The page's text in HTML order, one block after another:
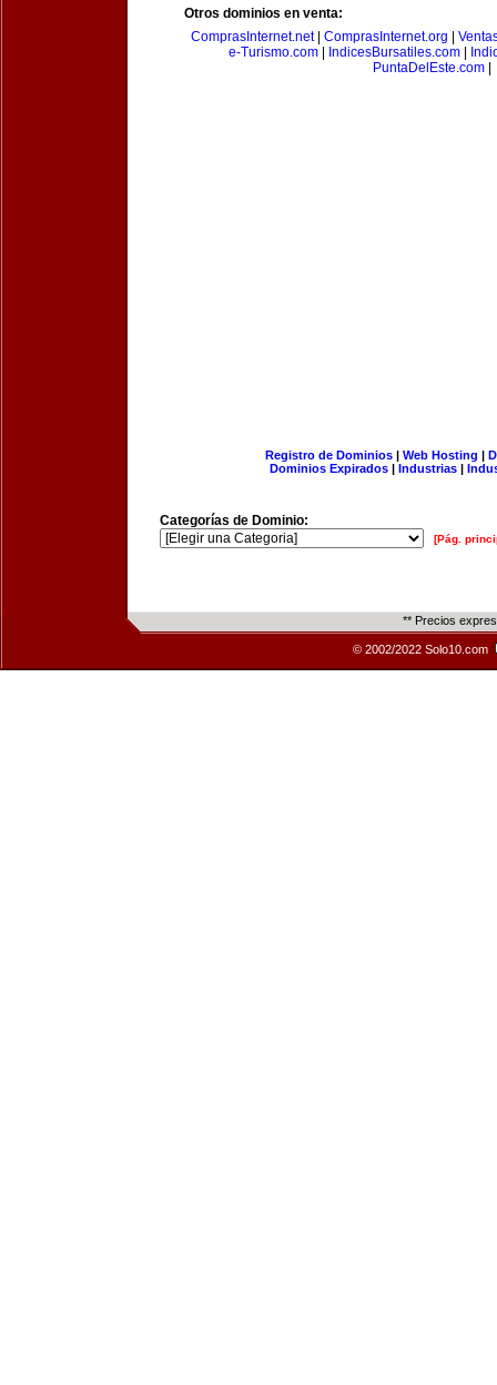
Otros dominios en venta:
ComprasInternet.net| ComprasInternet.org
e-Turismo.com| IndicesBursatiles.com|
PuntaDelEste.com|
Registro de Dominios| Web Hosting |
Dominios Expirados | Industrias |
Categorías de Dominio:
[Pág.
** Precios
© 2002/2022 Solo10.com